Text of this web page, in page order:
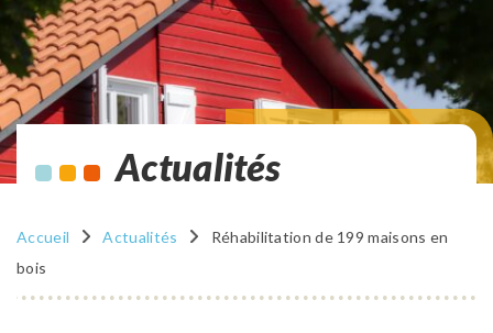
Actualités
Accueil Actualités
Réhabilitation de 199 maisons en
bois